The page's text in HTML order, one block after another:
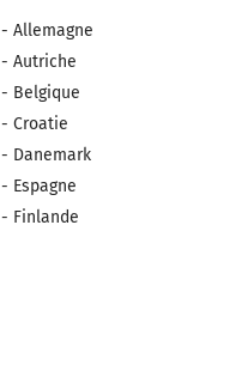
- Allemagne
- Autriche
- Belgique
- Croatie
- Danemark
- Espagne
- Finlande